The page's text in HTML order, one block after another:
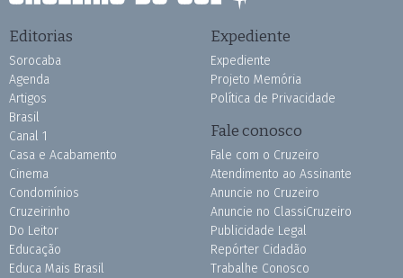
Editorias
Sorocaba
Agenda
Artigos
Brasil
Canal 1
Casa e Acabamento
Cinema
Condomínios
Cruzeirinho
Do Leitor
Educação
Educa Mais Brasil
Expediente
Expediente
Projeto Memória
Política de Privacidade
Fale conosco
Fale com o Cruzeiro
Atendimento ao Assinante
Anuncie no Cruzeiro
Anuncie no ClassiCruzeiro
Publicidade Legal
Repórter Cidadão
Trabalhe Conosco